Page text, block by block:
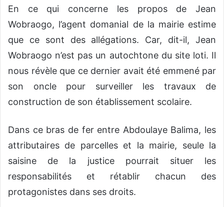
En ce qui concerne les propos de Jean
Wobraogo, l’agent domanial de la mairie estime
que ce sont des allégations. Car, dit-il, Jean
Wobraogo n’est pas un autochtone du site loti. Il
nous révèle que ce dernier avait été emmené par
son oncle pour surveiller les travaux de
construction de son établissement scolaire.
Dans ce bras de fer entre Abdoulaye Balima, les
attributaires de parcelles et la mairie, seule la
saisine de la justice pourrait situer les
responsabilités et rétablir chacun des
protagonistes dans ses droits.